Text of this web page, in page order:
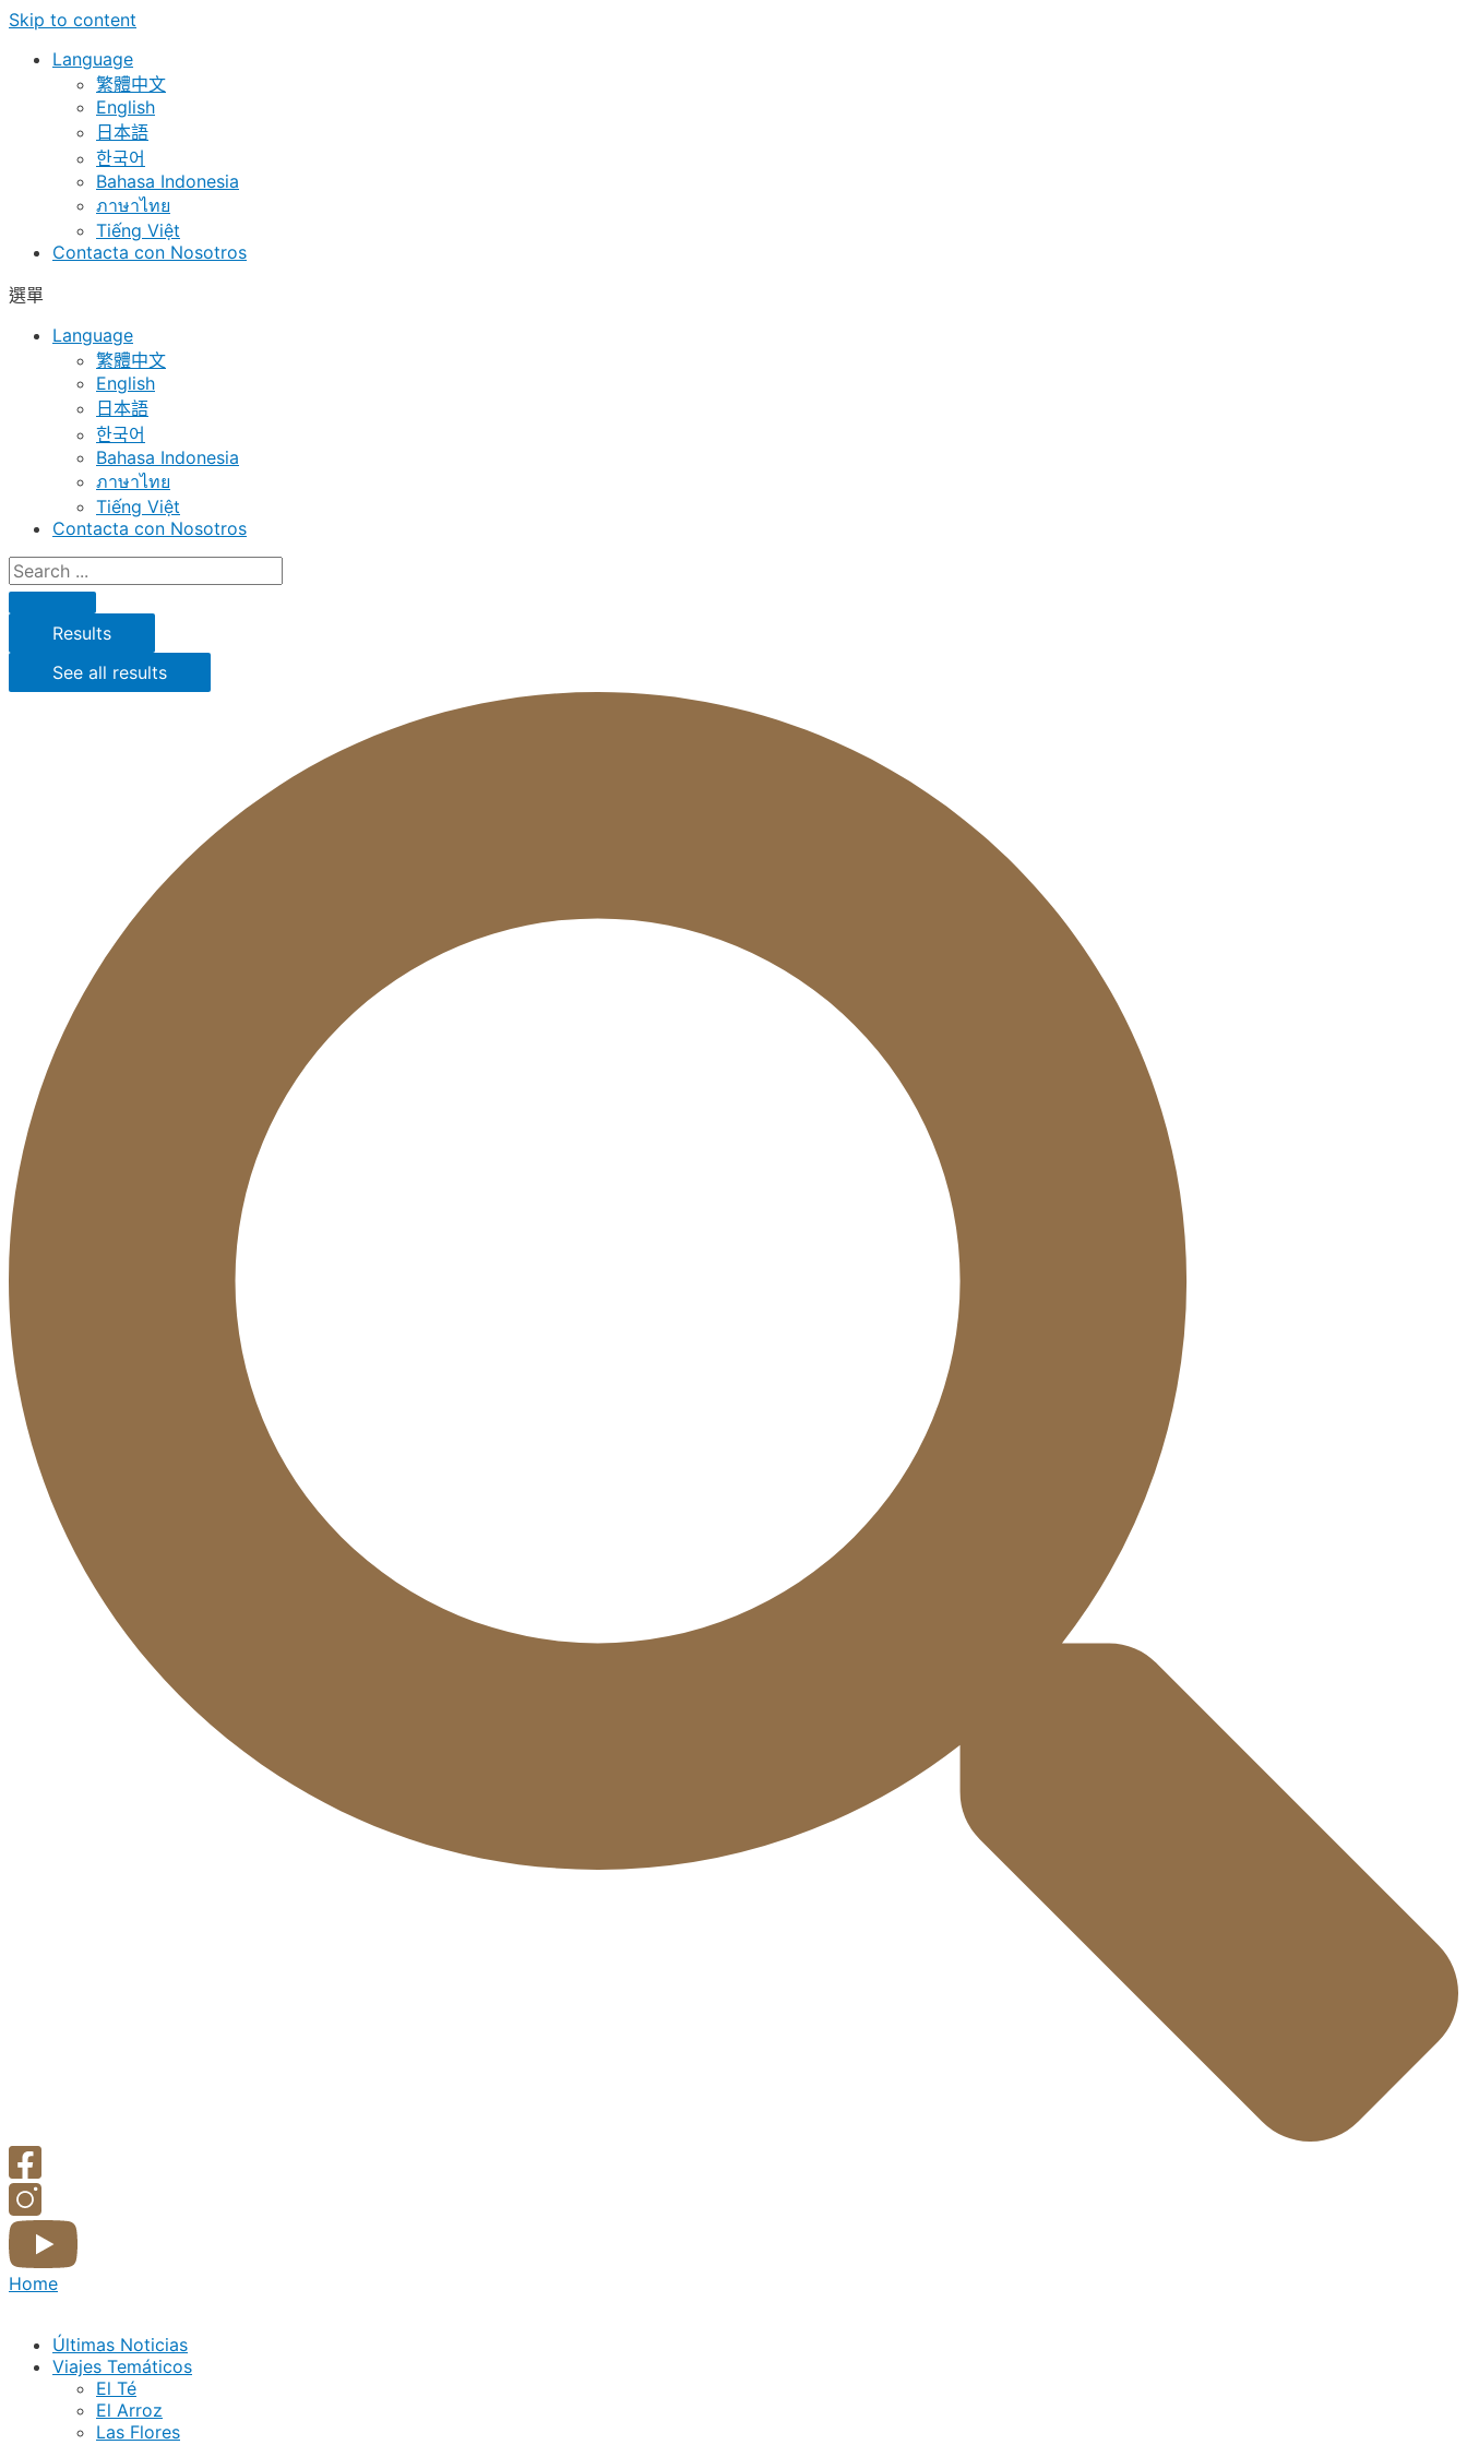
Skip to content
Language
繁體中文
English
日本語
한국어
Bahasa Indonesia
ภาษาไทย
Tiếng Việt
Contacta con Nosotros
選單
Language
繁體中文
English
日本語
한국어
Bahasa Indonesia
ภาษาไทย
Tiếng Việt
Contacta con Nosotros
Results
See all results
Home
Últimas Noticias
Viajes Temáticos
El Té
El Arroz
Las Flores